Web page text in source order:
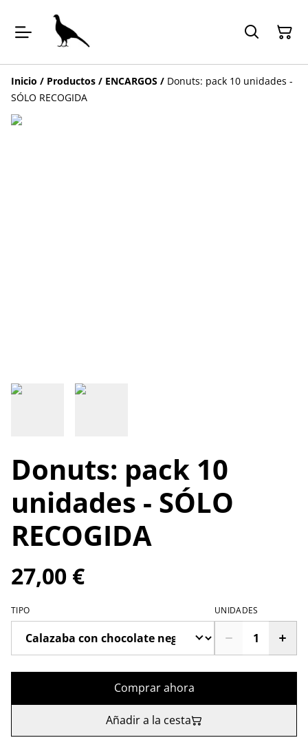
Inicio / Productos / ENCARGOS / Donuts: pack 10 unidades -
SÓLO RECOGIDA
Donuts: pack 10
unidades - SÓLO
RECOGIDA
27,00 €
TIPO UNIDADES
Comprar ahora
Añadir a la cesta